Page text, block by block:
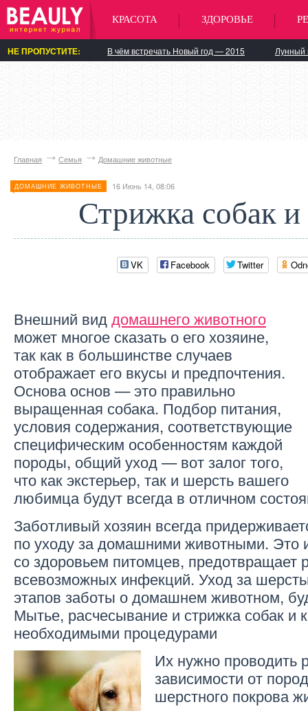
КРАСОТА ЗДОРОВЬЕ
НЕ ПРОПУСТИТЕ: В чём встречать Новый год — 2015 Лунный
Главная Семья Домашние животные
ДОМАШНИЕ ЖИВОТНЫЕ 16 Июнь 14, 08:06
Стрижка собак
VK Facebook Twitter
Внешний виддомашнего животного
может многое сказать о его хозяине,
так как в большинстве случаев
отображает его вкусы и предпочтения.
Основа основ — это правильно
выращенная собака. Подбор питания,
условия содержания, соответствующие
специфическим особенностям каждой
породы, общий уход — вот залог того,
что как экстерьер, так и шерсть вашего
любимца будут всегда в отличном
Заботливый хозяин всегда
по уходу за домашними животными. Это
со здоровьем питомцев, предотвращает
всевозможных инфекций. Уход за
этапов заботы о домашнем животном,
Мытье, расчесывание и стрижка собак и
необходимыми процедурами
Их нужно проводить
зависимости от
шерстного покрова